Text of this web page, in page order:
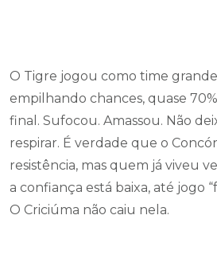
O Tigre jogou como time
empilhando chances, quase
final. Sufocou. Amassou. Não
respirar. É verdade que o
resistência, mas quem já viveu
a confiança está baixa, até jogo
O Criciúma não caiu nela.